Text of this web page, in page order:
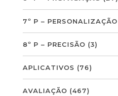
7º P – PERSONALIZAÇÃO
8º P – PRECISÃO (3)
APLICATIVOS (76)
AVALIAÇÃO (467)